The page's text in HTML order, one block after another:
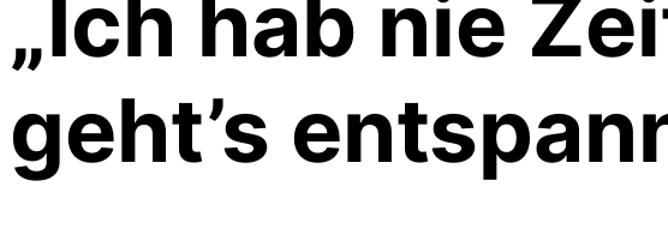
„Ich hab nie
geht’s